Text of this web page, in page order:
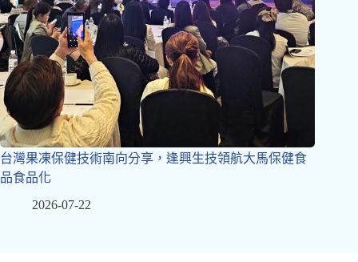
台灣果凍保健技術南向分享，逢興生技領航大馬保健食
品食品化
2026-07-22